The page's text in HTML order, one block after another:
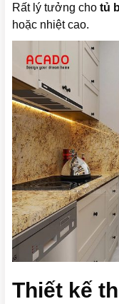
Rất lý tưởng cho tủ
hoặc nhiệt cao.
Thiết kế